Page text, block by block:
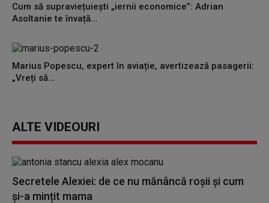
Cum să supraviețuiești „iernii economice”: Adrian
Asoltanie te învață...
Marius Popescu, expert în aviație, avertizează pasagerii:
„Vreți să...
ALTE VIDEOURI
Secretele Alexiei: de ce nu mănâncă roșii și cum
și-a mințit mama